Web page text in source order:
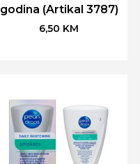
godina (Artikal 3787)
6,50 KM